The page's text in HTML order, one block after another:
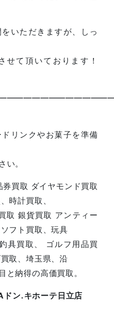
いただきますが、しっ
せて頂いております！
リンクやお菓子を準備
い。
買取 ダイヤモンド買取
時計買取、
取 銀貨買取 アンティー
フト買取、玩具
具買取、 ゴルフ用品買
取、埼玉県、沿
と納得の高価買取。
ドン.キホーテ日立店